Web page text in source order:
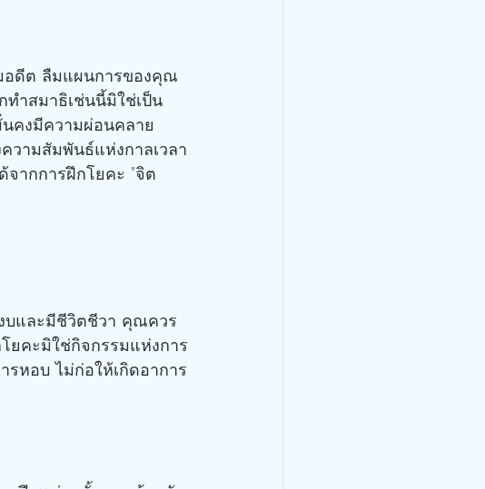
อดีต ลืมแผนการของคุณ
ำสมาธิเช่นนี้มิใช่เป็น
คงมีความผ่อนคลาย
วามสัมพันธ์แห่งกาลเวลา
จากการฝึกโยคะ "จิต
บและมีชีวิตชีวา คุณควร
ยคะมิใช่กิจกรรมแห่งการ
หอบ ไม่ก่อให้เกิดอาการ